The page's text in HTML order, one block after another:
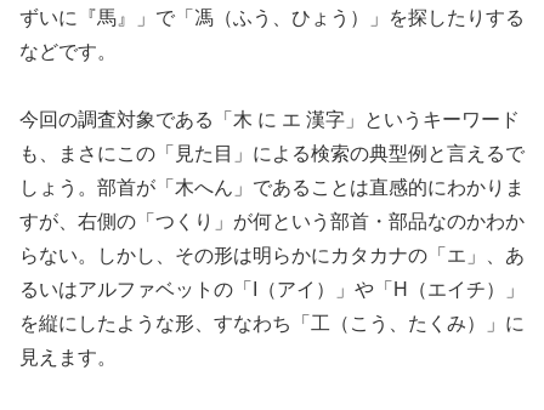
ずいに『馬』」で「馮（ふう、ひょう）」を探したりする
などです。
今回の調査対象である「木 に エ 漢字」というキーワード
も、まさにこの「見た目」による検索の典型例と言えるで
しょう。部首が「木へん」であることは直感的にわかりま
すが、右側の「つくり」が何という部首・部品なのかわか
らない。しかし、その形は明らかにカタカナの「エ」、あ
るいはアルファベットの「I（アイ）」や「H（エイチ）」
を縦にしたような形、すなわち「工（こう、たくみ）」に
見えます。